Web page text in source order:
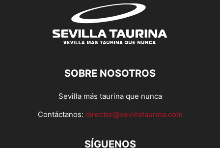
SOBRE NOSOTROS
Sevilla más taurina que nunca
Contáctanos: director@sevillataurina.com
SÍGUENOS